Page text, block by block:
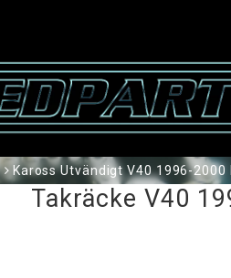
Kaross Utvändigt V40 1996-2000
Takräcke V40